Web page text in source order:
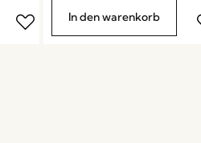
In den warenkorb